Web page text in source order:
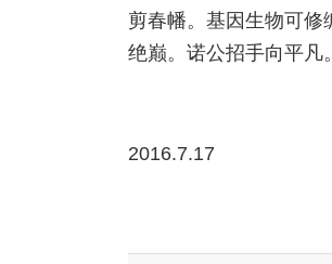
剪春幡。基因生物可
绝巅。诺公招手向平凡
2016.7.17